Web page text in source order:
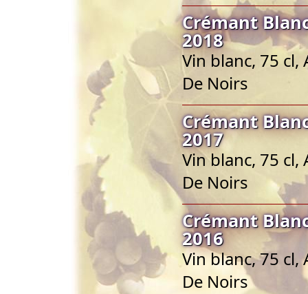
Crémant
2018
Vin blanc, 75 cl,
De Noirs
Crémant
2017
Vin blanc, 75 cl,
De Noirs
Crémant
2016
Vin blanc, 75 cl,
De Noirs